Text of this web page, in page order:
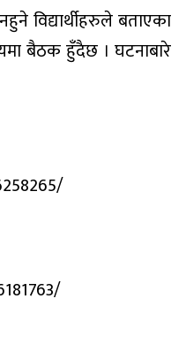
विद्यार्थीहरुले बताएका
बैठक हुँदैछ । घटनाबारे